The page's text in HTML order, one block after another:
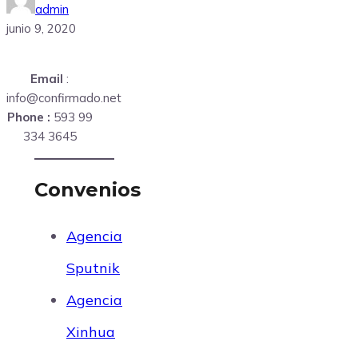
admin
junio 9, 2020
Email :
info@confirmado.net
Phone : 593 99
334 3645
Convenios
Agencia
Sputnik
Agencia
Xinhua